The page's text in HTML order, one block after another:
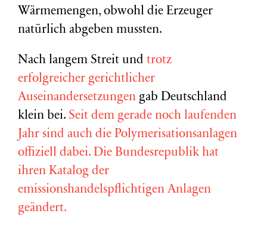
Wärmemengen, obwohl die Erzeuger
natürlich abgeben mussten.
Nach langem Streit und trotz
erfolgreicher gerichtlicher
Auseinandersetzungen gab Deutschland
klein bei. Seit dem gerade noch laufenden
Jahr sind auch die Polymerisationsanlagen
offiziell dabei. Die Bundesrepublik hat
ihren Katalog der
emissionshandelspflichtigen Anlagen
geändert.